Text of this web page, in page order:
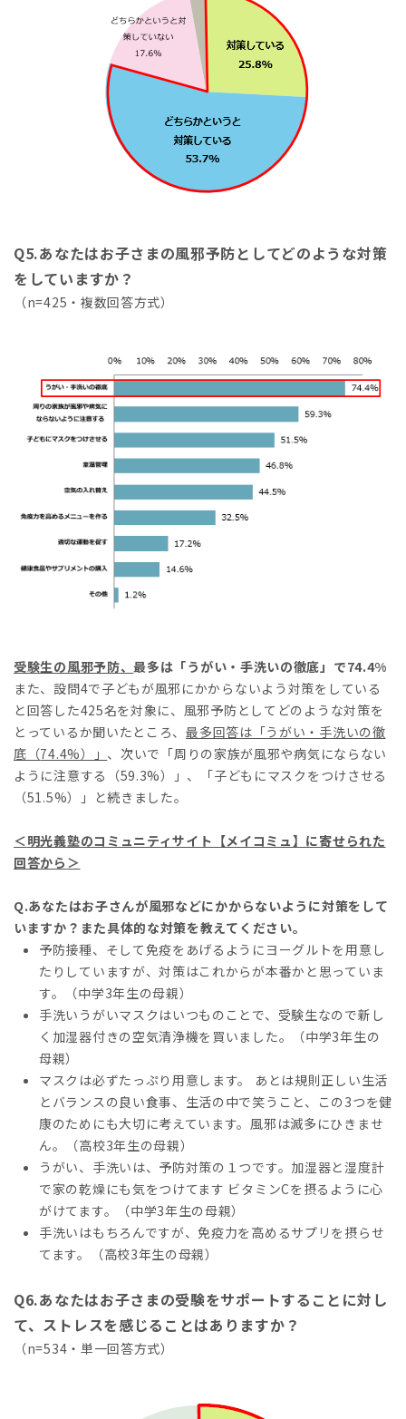
Q5.あなたはお子さまの風邪予防としてどのような対策
をしていますか？
（n=425・複数回答方式）
受験生の風邪予防、最多は「うがい・手洗いの徹底」で74.4%
また、設問4で子どもが風邪にかからないよう対策をしている
と回答した425名を対象に、風邪予防としてどのような対策を
とっているか聞いたところ、最多回答は「うがい・手洗いの徹
底（74.4%）」 、次いで「周りの家族が風邪や病気にならない
ように注意する（59.3%）」、「子どもにマスクをつけさせる
（51.5%）」と続きました。
＜明光義塾のコミュニティサイト【メイコミュ】に寄せられた
回答から ＞
Q.あなたはお子さんが風邪などにかからないように対策をして
いますか？また具体的な対策を教えてください。
予防接種、そして免疫をあげるようにヨーグルトを用意し
たりしていますが、対策はこれからが本番かと思っていま
す。（中学3年生の母親）
手洗いうがいマスクはいつものことで、受験生なので新し
く加湿器付きの空気清浄機を買いました。（中学3年生の
母親）
マスクは必ずたっぷり用意します。 あとは規則正しい生活
とバランスの良い食事、生活の中で笑うこと、この3つを健
康のためにも大切に考えています。風邪は滅多にひきませ
ん。（高校3年生の母親）
うがい、手洗いは、予防対策の１つです。加湿器と湿度計
で家の乾燥にも気をつけてます ビタミンCを摂るように心
がけてます。（中学3年生の母親）
手洗いはもちろんですが、免疫力を高めるサプリを摂らせ
てます。（高校3年生の母親）
Q6.あなたはお子さまの受験をサポートすることに対し
て、ストレスを感じることはありますか？
（n=534・単一回答方式）